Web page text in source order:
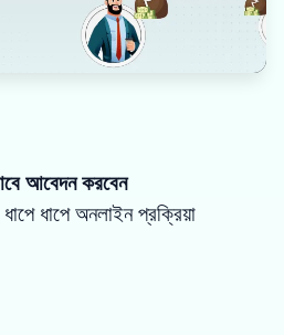
আবেদন করবেন
ধাপে অনলাইন প্রক্রিয়া